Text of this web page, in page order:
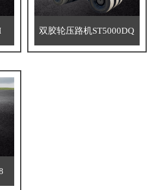
双胶轮压路机ST5000DQ